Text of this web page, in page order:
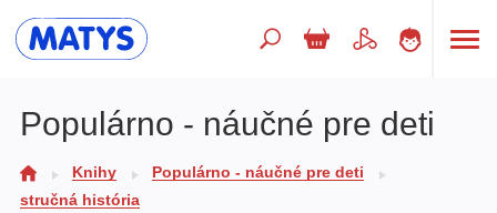
Beletria pre deti
Populárno - náučné pre deti
Knihy
Populárno - náučné pre deti
stručná história